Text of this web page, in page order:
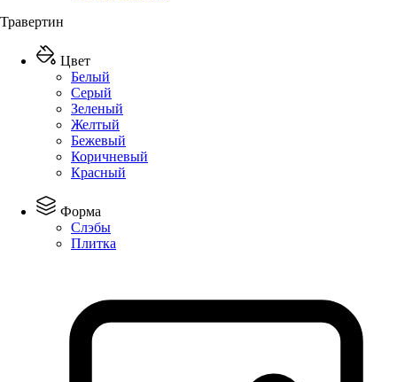
Травертин
Цвет
Белый
Серый
Зеленый
Желтый
Бежевый
Коричневый
Красный
Форма
Слэбы
Плитка